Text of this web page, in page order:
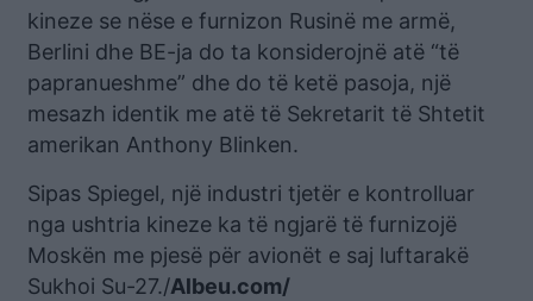
kineze se nëse e furnizon Rusinë me armë,
Berlini dhe BE-ja do ta konsiderojnë atë “të
papranueshme” dhe do të ketë pasoja, një
mesazh identik me atë të Sekretarit të Shtetit
amerikan Anthony Blinken.
Sipas Spiegel, një industri tjetër e kontrolluar
nga ushtria kineze ka të ngjarë të furnizojë
Moskën me pjesë për avionët e saj luftarakë
Sukhoi Su-27./Albeu.com/